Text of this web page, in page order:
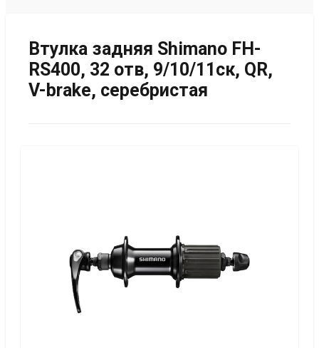
Втулка задняя Shimano FH-
RS400, 32 отв, 9/10/11ск, QR,
V-brake, серебристая